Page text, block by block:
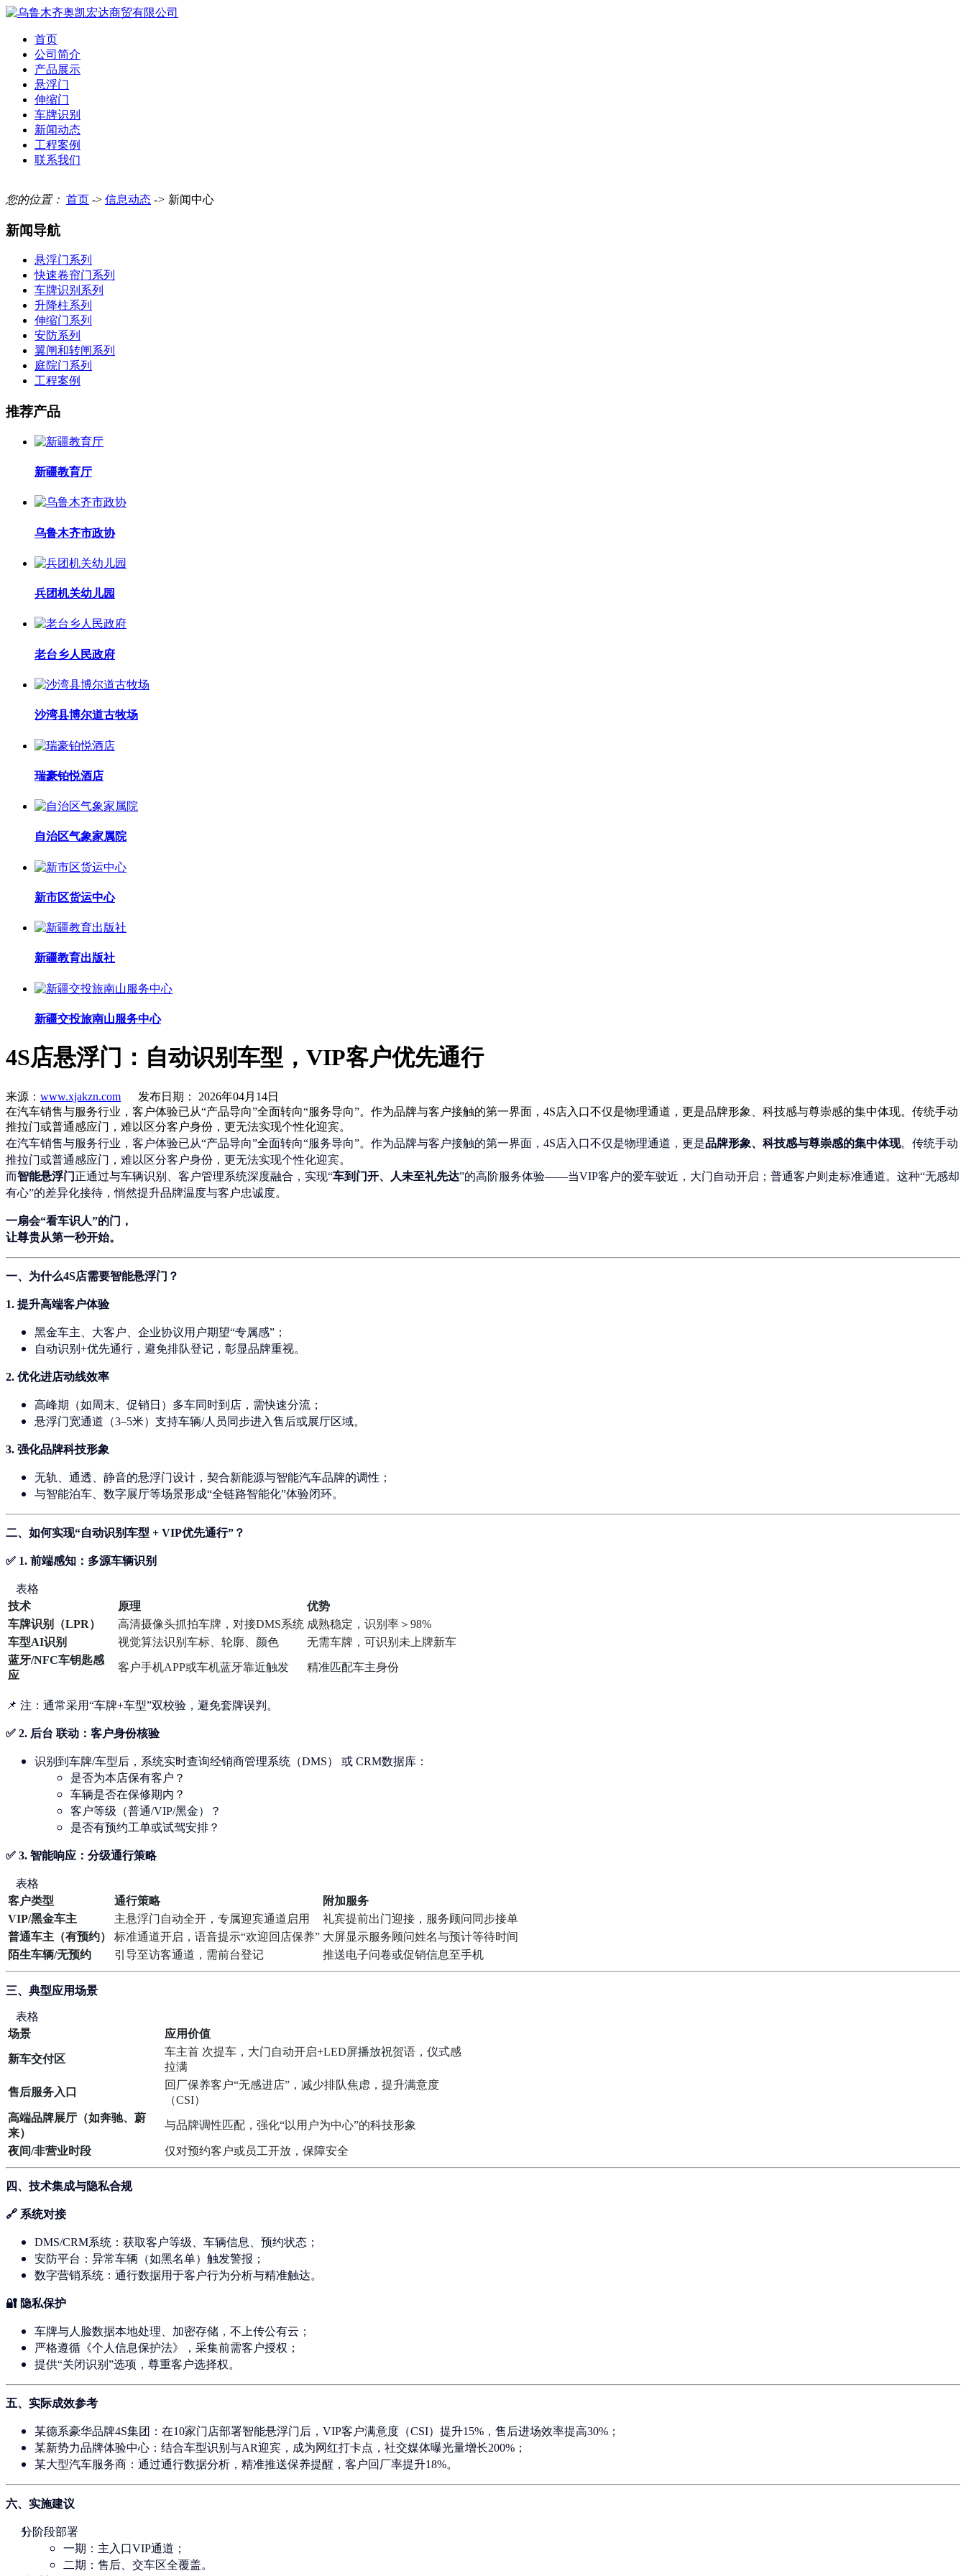
首页
公司简介
产品展示
悬浮门
伸缩门
车牌识别
新闻动态
工程案例
联系我们
您的位置： 首页 -> 信息动态 -> 新闻中心
新闻导航
悬浮门系列
快速卷帘门系列
车牌识别系列
升降柱系列
伸缩门系列
安防系列
翼闸和转闸系列
庭院门系列
工程案例
推荐产品
新疆教育厅
乌鲁木齐市政协
兵团机关幼儿园
老台乡人民政府
沙湾县博尔道古牧场
瑞豪铂悦酒店
自治区气象家属院
新市区货运中心
新疆教育出版社
新疆交投旅南山服务中心
4S店悬浮门：自动识别车型，VIP客户优先通行
来源： www.xjakzn.com 发布日期： 2026年04月14日
在汽车销售与服务行业，客户体验已从“产品导向”全面转向“服务导向”。作为品牌与客户接触的第一界面，4S店入口不仅是物理通道，更是品牌形象、科技感与尊崇感的集中体现。传统手动
推拉门或普通感应门，难以区分客户身份，更无法实现个性化迎宾。
在汽车销售与服务行业，客户体验已从“产品导向”全面转向“服务导向”。作为品牌与客户接触的第一界面，4S店入口不仅是物理通道，更是品牌形象、科技感与尊崇感的集中体现。传统手动
推拉门或普通感应门，难以区分客户身份，更无法实现个性化迎宾。
而智能悬浮门 正通过与车辆识别、客户管理系统深度融合，实现“车到门开、人未至礼先达”的高阶服务体验——当VIP客户的爱车驶近，大门自动开启；普通客户则走标准通道。这种“无感却
有心”的差异化接待，悄然提升品牌温度与客户忠诚度。
一扇会“看车识人”的门，
让尊贵从第一秒开始。
一、为什么4S店需要智能悬浮门？
1. 提升高端客户体验
黑金车主、大客户、企业协议用户期望“专属感”；
自动识别+优先通行，避免排队登记，彰显品牌重视。
2. 优化进店动线效率
高峰期（如周末、促销日）多车同时到店，需快速分流；
悬浮门宽通道（3–5米）支持车辆/人员同步进入售后或展厅区域。
3. 强化品牌科技形象
无轨、通透、静音的悬浮门设计，契合新能源与智能汽车品牌的调性；
与智能泊车、数字展厅等场景形成“全链路智能化”体验闭环。
二、如何实现“自动识别车型 + VIP优先通行”？
✅ 1. 前端感知：多源车辆识别
表格
技术
原理
优势
车牌识别（LPR）
高清摄像头抓拍车牌，对接DMS系统 成熟稳定，识别率＞98%
车型AI识别
视觉算法识别车标、轮廓、颜色
无需车牌，可识别未上牌新车
蓝牙/NFC车钥匙感
应
客户手机APP或车机蓝牙靠近触发 精准匹配车主身份
📌 注：通常采用“车牌+车型”双校验，避免套牌误判。
✅ 2. 后台 联动：客户身份核验
识别到车牌/车型后，系统实时查询经销商管理系统（DMS） 或 CRM数据库 ：
是否为本店保有客户？
车辆是否在保修期内？
客户等级（普通/VIP/黑金）？
是否有预约工单或试驾安排？
✅ 3. 智能响应：分级通行策略
表格
客户类型
通行策略
附加服务
VIP/黑金车主
主悬浮门自动全开，专属迎宾通道启用
礼宾提前出门迎接，服务顾问同步接单
普通车主（有预约）
标准通道开启，语音提示“欢迎回店保养” 大屏显示服务顾问姓名与预计等待时间
陌生车辆/无预约
引导至访客通道，需前台登记 推送电子问卷或促销信息至手机
三、典型应用场景
表格
场景
应用价值
新车交付区
车主首 次提车，大门自动开启+LED屏播放祝贺语，仪式感
拉满
售后服务入口
回厂保养客户“无感进店”，减少排队焦虑，提升满意度
（CSI）
高端品牌展厅（如奔驰、蔚
来）
与品牌调性匹配，强化“以用户为中心”的科技形象
夜间/非营业时段 仅对预约客户或员工开放，保障安全
四、技术集成与隐私合规
🔗 系统对接
DMS/CRM系统 ：获取客户等级、车辆信息、预约状态；
安防平台 ：异常车辆（如黑名单）触发警报；
数字营销系统 ：通行数据用于客户行为分析与精准触达。
🔐 隐私保护
车牌与人脸数据本地处理、加密存储 ，不上传公有云；
严格遵循《个人信息保护法》，采集前需客户授权；
提供“关闭识别”选项，尊重客户选择权。
五、实际成效参考
某德系豪华品牌4S集团 ：在10家门店部署智能悬浮门后， VIP客户满意度（CSI）提升15% ，售后进场效率提高30%；
某新势力品牌体验中心 ：结合车型识别与AR迎宾，成为网红打卡点，社交媒体曝光量增长200%；
某大型汽车服务商 ：通过通行数据分析，精准推送保养提醒，客户回厂率提升18%。
六、实施建议
分阶段部署
一期：主入口VIP通道；
二期：售后、交车区全覆盖。